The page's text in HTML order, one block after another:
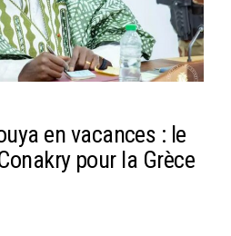
en vacances : le
pour la Grèce